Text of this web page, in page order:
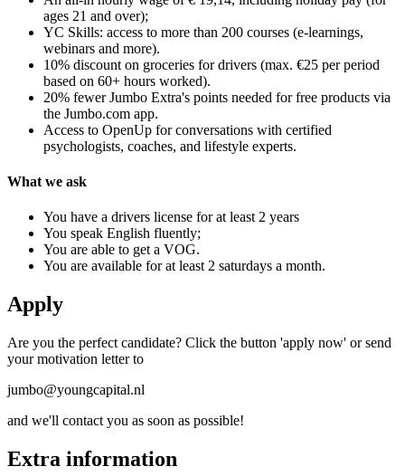
ages 21 and over);
YC Skills: access to more than 200 courses (e-learnings,
webinars and more).
10% discount on groceries for drivers (max. €25 per period
based on 60+ hours worked).
20% fewer Jumbo Extra's points needed for free products via
the Jumbo.com app.
Access to OpenUp for conversations with certified
psychologists, coaches, and lifestyle experts.
What we ask
You have a drivers license for at least 2 years
You speak English fluently;
You are able to get a VOG.
You are available for at least 2 saturdays a month.
Apply
Are you the perfect candidate? Click the button 'apply now' or send
your motivation letter to
jumbo@youngcapital.nl
and we'll contact you as soon as possible!
Extra information